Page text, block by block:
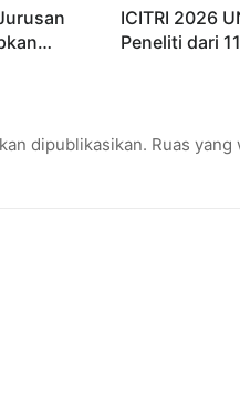
ICITRI 2026
Peneliti dari
dipublikasikan. Ruas yang